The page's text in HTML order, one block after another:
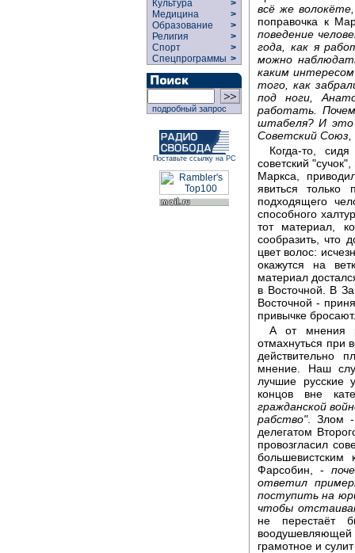
Культура
>
Медицина
>
Образование
>
Религия
>
Спорт
>
Спецпрограммы >
подробный запрос
Поставьте ссылку на РС
всё же волокёте,
поправочка к
поведение
года, как я
можно
каким
того, как
под ноги,
работать.
штабеля? И это
Советский Союз,
Когда-то,
советский
Маркса,
явиться только
подходящего
способного
тот материал,
сообразить, что
цвет волос:
окажутся на
материал
в Восточной. В
Восточной -
привычке бросают.
А от мнения
отмахнуться при
действительно
мнение. Наш
лучшие русские
концов вне
гражданской
рабство". Злом -
делегатом
провозгласил
Фарсобин, -
ответил
поступить на
чтобы
не перестаёт
грамотное и